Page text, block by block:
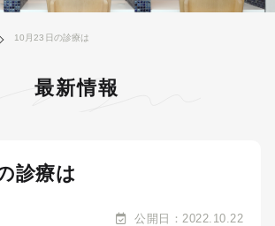
10月23日の診療は
最新情報
診療は
公開日：2022.10.22